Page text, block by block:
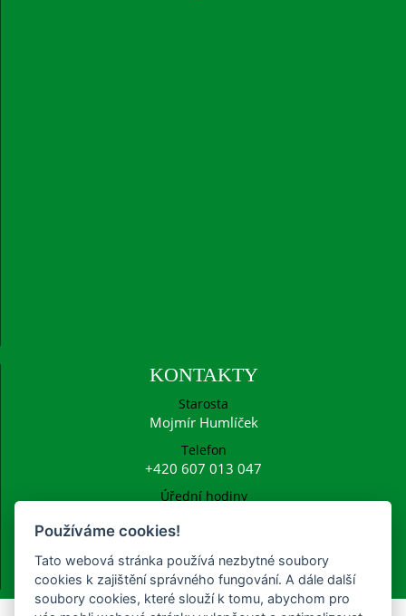
KONTAKTY
Starosta
Mojmír Humlíček
Telefon
+420 607 013 047
Úřední hodiny
ucetni@frysava.cz
starosta@frysava.cz
Používáme cookies!
Tato webová stránka používá nezbytné soubory
cookies k zajištění správného fungování. A dále další
soubory cookies, které slouží k tomu, abychom pro